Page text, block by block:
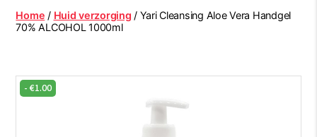
Beauty
Centre
Home / Huid verzorging / Yari Cleansing Aloe Vera Handgel
70% ALCOHOL 1000ml
-€1.00